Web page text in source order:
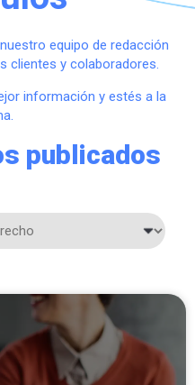
equipo de redacción
clientes y colaboradores.
información y estés a la
publicados